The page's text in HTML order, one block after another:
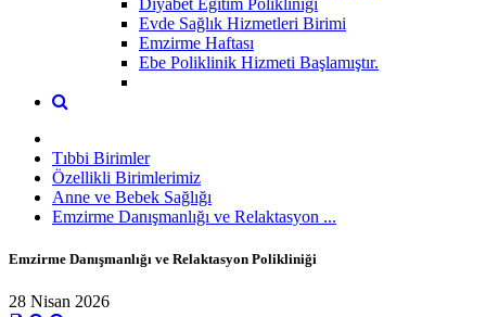
Evde Sağlık Hizmetleri Birimi
Emzirme Haftası
Ebe Poliklinik Hizmeti Başlamıştır.
Tıbbi Birimler
Özellikli Birimlerimiz
Anne ve Bebek Sağlığı
Emzirme Danışmanlığı ve Relaktasyon ...
Emzirme Danışmanlığı ve Relaktasyon Polikliniği
28 Nisan 2026